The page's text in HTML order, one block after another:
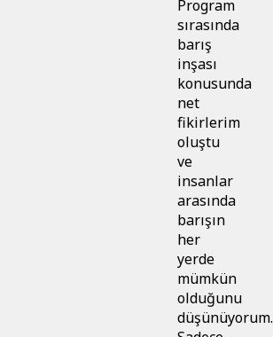
Program
sırasında
barış
inşası
konusunda
net
fikirlerim
oluştu
ve
insanlar
arasında
barışın
her
yerde
mümkün
olduğunu
düşünüyorum.